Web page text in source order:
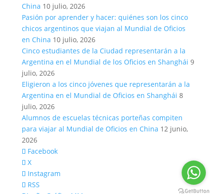
China 10 julio, 2026
Pasión por aprender y hacer: quiénes son los cinco
chicos argentinos que viajan al Mundial de Oficios
en China 10 julio, 2026
Cinco estudiantes de la Ciudad representarán a la
Argentina en el Mundial de los Oficios en Shanghái 9
julio, 2026
Eligieron a los cinco jóvenes que representarán a la
Argentina en el Mundial de Oficios en Shanghái 8
julio, 2026
Alumnos de escuelas técnicas porteñas compiten
para viajar al Mundial de Oficios en China 12 junio,
2026
Facebook
X
Instagram
RSS